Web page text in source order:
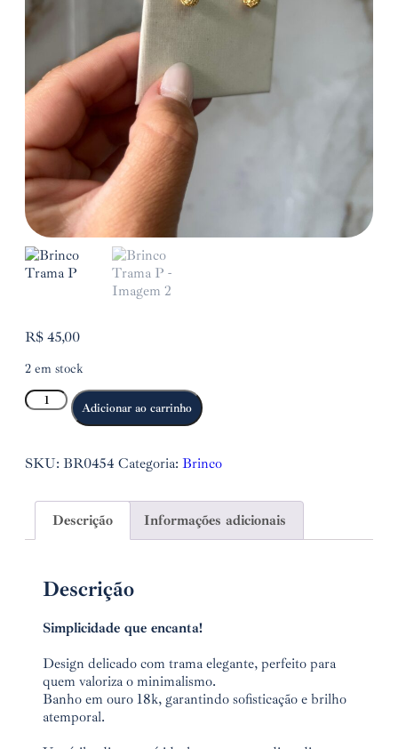
R$ 45,00
2 em stock
Adicionar ao carrinho
SKU: BR0454 Categoria: Brinco
Descrição Informações adicionais
Descrição
Simplicidade que encanta!
Design delicado com trama elegante, perfeito para
quem valoriza o minimalismo.
Banho em ouro 18k, garantindo sofisticação e brilho
atemporal.